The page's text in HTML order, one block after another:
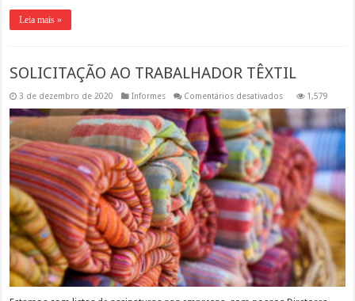
Leia mais »
SOLICITAÇÃO AO TRABALHADOR TÊXTIL
3 de dezembro de 2020 Informes Comentários desativadosem
AO
TRABALHADOR
TÊXTIL
1,579